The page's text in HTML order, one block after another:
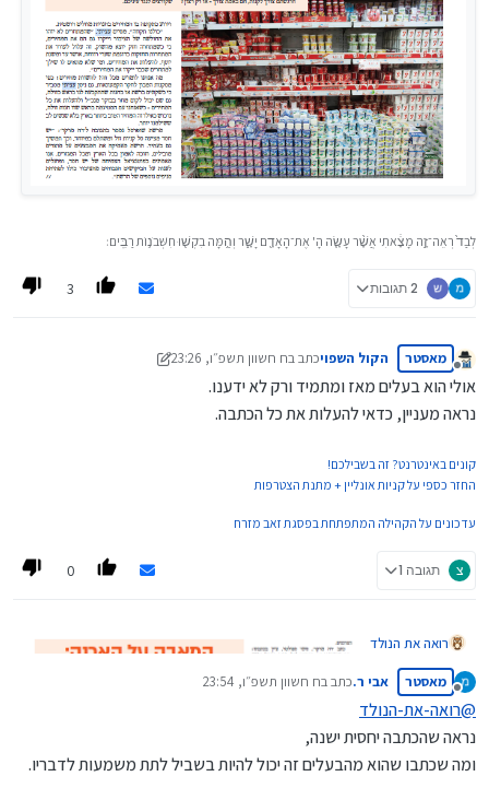
לְבַד֙ רְאֵה־זֶ֣ה מָצָ֔אתִי אֲשֶׁ֨ר עָשָׂ֧ה הָ' אֶת־הָאָדָ֖ם יָשָׁ֑ר וְהֵ֥מָּה בִקְשׁ֖וּ חִשְּׁבֹנ֥וֹת רַבִּֽים׃
2 תגובות 3
מנותק
מאסטר הקול השפויכתב בח חשוון תשפ״ו, 23:26
נערך לאחרונה על ידי הקול השפוי
אולי הוא בעלים מאז ומתמיד ורק לא ידענו.
נראה מעניין, כדאי להעלות את כל הכתבה.
קונים באינטרנט? זה בשבילכם!
החזר כספי על קניות אונליין + מתנת הצטרפות
עדכונים על הקהילה המתפתחת בפסגת זאב מזרח
צ תגובה 1 0
רואה את הנולד
מנותק
מאסטר אבי ר.כתב בח חשוון תשפ״ו, 23:54
נערך לאחרונה על ידי
@רואה-את-הנולד
נראה שהכתבה יחסית ישנה,
ומה שכתבו שהוא מהבעלים זה יכול להיות בשביל לתת משמעות לדבריו.